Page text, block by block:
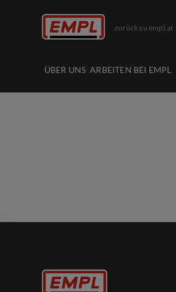
zurück zu empl.at
ÜBER UNS ARBEITEN BEI EMPL